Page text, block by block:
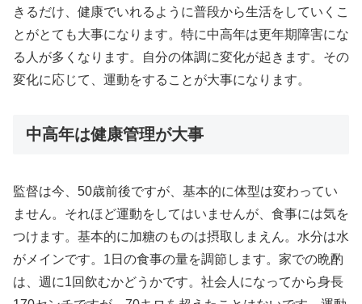
きるだけ、健康でいれるように普段から生活をしていくこ
とがとても大事になります。特に中高年は更年期障害にな
る人が多くなります。自分の体調に変化が起きます。その
変化に応じて、運動をすることが大事になります。
中高年は健康管理が大事
監督は今、50歳前後ですが、基本的に体型は変わってい
ません。それほど運動をしてはいませんが、食事には気を
つけます。基本的に加糖のものは摂取しまえん。水分は水
がメインです。1日の食事の量を調節します。家での晩酌
は、週に1回飲むかどうかです。社会人になってから身長